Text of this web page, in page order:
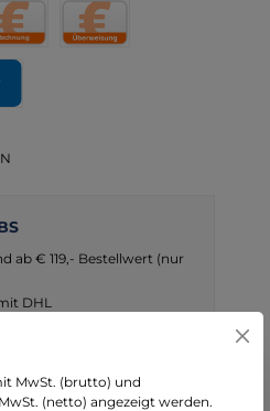
Rechnung
ab € 119,- Bestellwert (nur
DHL
Partner im
MwSt. (brutto) und
(netto) angezeigt werden.